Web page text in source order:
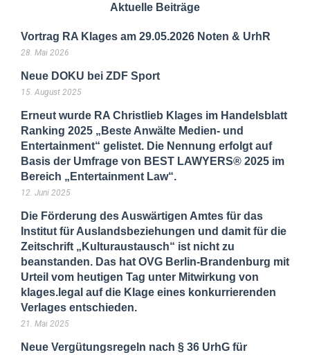
Aktuelle Beiträge
Vortrag RA Klages am 29.05.2026 Noten & UrhR
28. Mai 2026
Neue DOKU bei ZDF Sport
15. August 2025
Erneut wurde RA Christlieb Klages im Handelsblatt
Ranking 2025 „Beste Anwälte Medien- und
Entertainment“ gelistet. Die Nennung erfolgt auf
Basis der Umfrage von BEST LAWYERS® 2025 im
Bereich „Entertainment Law“.
12. Juni 2025
Die Förderung des Auswärtigen Amtes für das
Institut für Auslandsbeziehungen und damit für die
Zeitschrift „Kulturaustausch“ ist nicht zu
beanstanden. Das hat OVG Berlin-Brandenburg mit
Urteil vom heutigen Tag unter Mitwirkung von
klages.legal auf die Klage eines konkurrierenden
Verlages entschieden.
21. Mai 2025
Neue Vergütungsregeln nach § 36 UrhG für